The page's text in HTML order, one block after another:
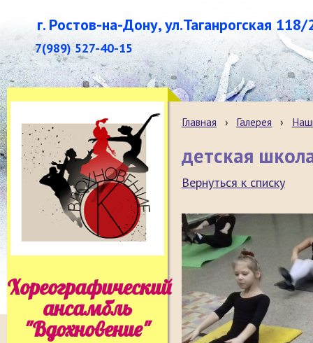
г. Ростов-на-Дону, ул.Таганрогская 118/
7(989) 527-40-15
Хореографический
ансамбль
"Вдохновение"
Главная › Галерея ›
детская
Вернуться к списку